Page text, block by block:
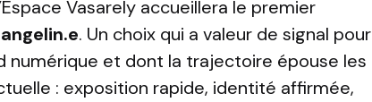
Espace Vasarely accueillera le premier
. Un choix qui a valeur de signal pour
numérique et dont la trajectoire épouse les
: exposition rapide, identité affirmée,